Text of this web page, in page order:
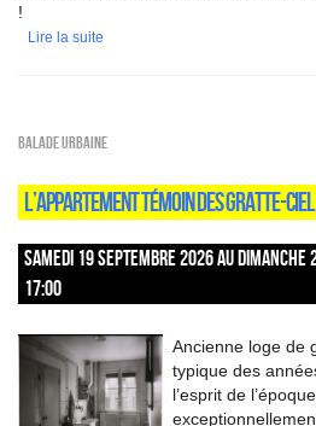
!
Lire la suite
Balade urbaine
L’APPARTEMENT TÉMOIN DES GRATTE-CIEL
SAMEDI 19 SEPTEMBRE 2026 AU
17:00
Ancienne loge de
typique des
l’esprit de